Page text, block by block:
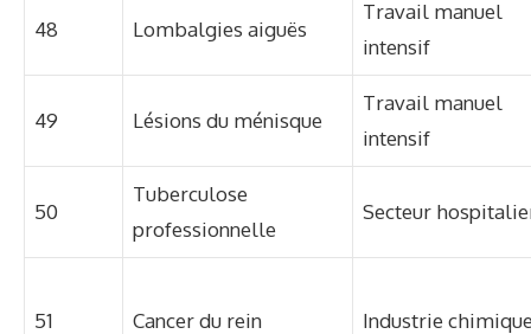
48 Lombalgies aiguës
Travail manuel
intensif
49 Lésions du ménisque
Travail manuel
intensif
50
Tuberculose
professionnelle
Secteur
51 Cancer du rein Industrie